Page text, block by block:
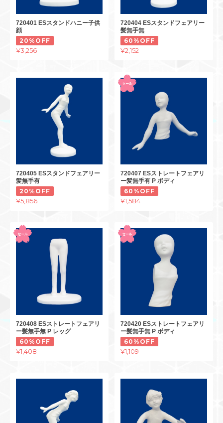
720401 ESスタンドハニー子供
顔
20%OFF
¥3,256
720404 ESスタンドフェアリー
髪無手無
60%OFF
¥2,152
720405 ESスタンドフェアリー
髪無手有
20%OFF
¥5,856
720407 ESストレートフェアリ
ー髪無手有 P ボディ
60%OFF
¥1,584
720408 ESストレートフェアリ
ー髪無手無 P レッグ
60%OFF
¥1,408
720420 ESストレートフェアリ
ー髪無手無 P ボディ
60%OFF
¥1,109